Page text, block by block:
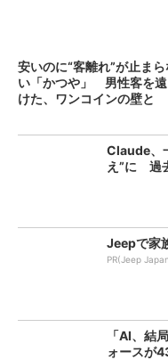
安いのに“客離れ”が止ま
い「かつや」 男性客を
けた、ワンコインの壁と
Claude、
え”に 過
Jeepで家
PR(Jeep
「AI、結
ォースが